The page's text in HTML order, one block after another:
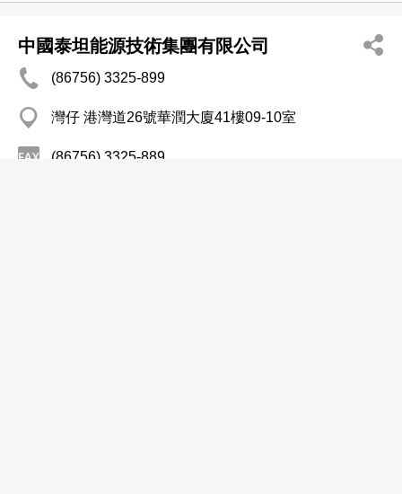
中國泰坦能源技術集團有限公司
(86756) 3325-899
灣仔 港灣道26號華潤大廈41樓09-10室
(86756) 3325-889